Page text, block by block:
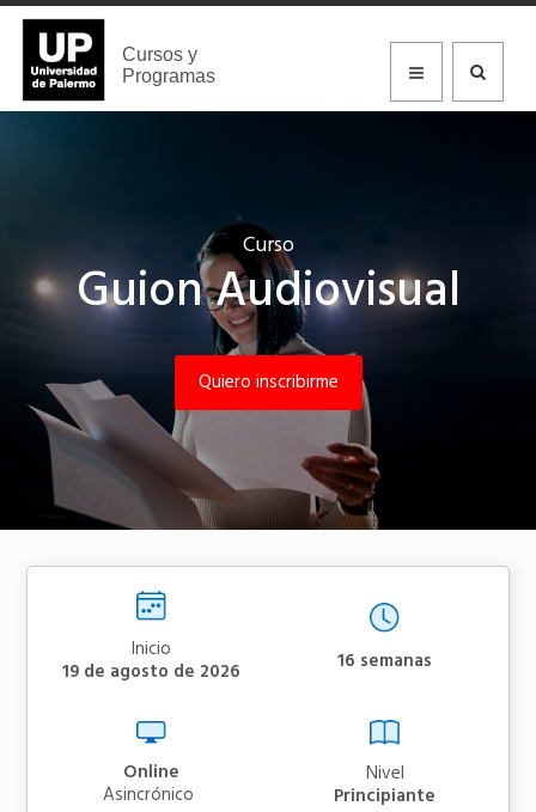
Cursos y
Programas
Curso
Guion Audiovisual
Quiero inscribirme
Inicio
19 de agosto de 2026 16 semanas
Online
asincrónico
Nivel
Principiante